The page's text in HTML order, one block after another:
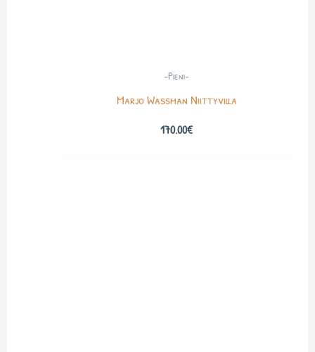
-Pieni-
Marjo Wassman Niittyvilla
170.00€